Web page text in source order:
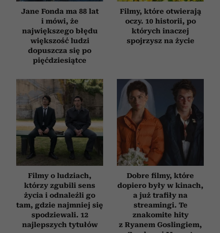
Partnerzy mogą połączyć te informacje z innymi danymi
otrzymanymi od Ciebie lub uzyskanymi podczas
korzystania z ich usług.
Jane Fonda ma 88 lat
i mówi, że
największego błędu
większość ludzi
dopuszcza się po
pięćdziesiątce
Filmy, które otwierają
oczy. 10 historii, po
których inaczej
spojrzysz na życie
Filmy o ludziach,
którzy zgubili sens
życia i odnaleźli go
tam, gdzie najmniej się
spodziewali. 12
najlepszych tytułów
Dobre filmy, które
dopiero były w kinach,
a już trafiły na
streamingi. Te
znakomite hity
z Ryanem Goslingiem,